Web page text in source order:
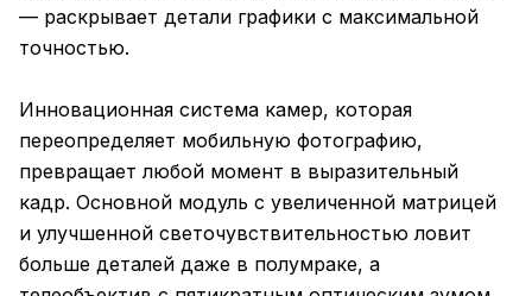
— раскрывает детали графики с максимальной
точностью.
Инновационная система камер, которая
переопределяет мобильную фотографию,
превращает любой момент в выразительный
кадр. Основной модуль с увеличенной матрицей
и улучшенной светочувствительностью ловит
больше деталей даже в полумраке, а